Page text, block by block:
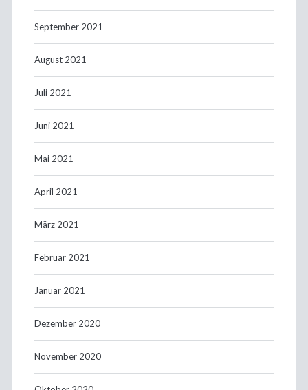
September 2021
August 2021
Juli 2021
Juni 2021
Mai 2021
April 2021
März 2021
Februar 2021
Januar 2021
Dezember 2020
November 2020